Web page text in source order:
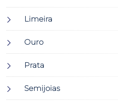
Limeira
Ouro
Prata
Semijoias